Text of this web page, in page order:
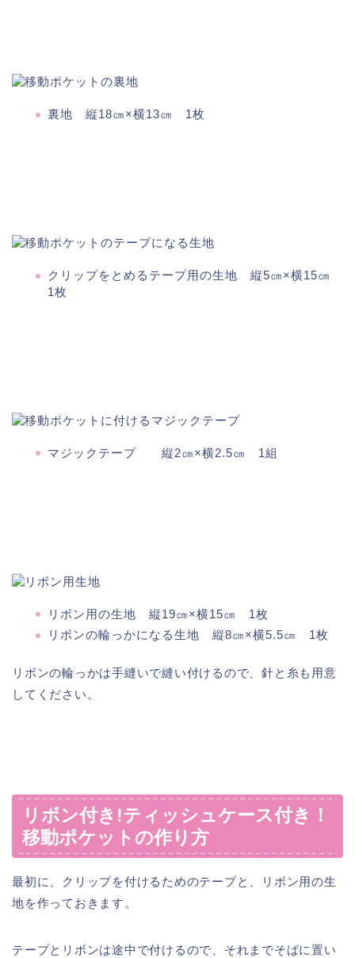
裏地 縦18㎝×横13㎝ 1枚
クリップをとめるテープ用の生地 縦5㎝×横15㎝
1枚
マジックテープ 縦2㎝×横2.5㎝ 1組
リボン用の生地 縦19㎝×横15㎝ 1枚
リボンの輪っかになる生地 縦8㎝×横5.5㎝ 1枚
リボンの輪っかは手縫いで縫い付けるので、針と糸も用意
してください。
リボン付き!ティッシュケース付き！
移動ポケットの作り方
最初に、 クリップを付けるためのテープと、
リボン用の生
地を作っておきます。
テープとリボンは途中で付けるので、それまでそばに置い